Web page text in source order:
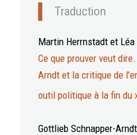
Traduction
Martin Herrnstadtet Léa
Ce que prouver veut
Arndt et la critique de
outil politique à la fin du
Gottlieb Schnapper-Arndt